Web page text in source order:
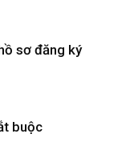
sơ đăng ký
buộc